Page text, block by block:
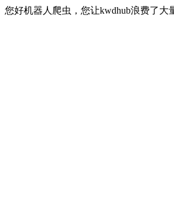
您好机器人爬虫，您让kwdhub浪费了